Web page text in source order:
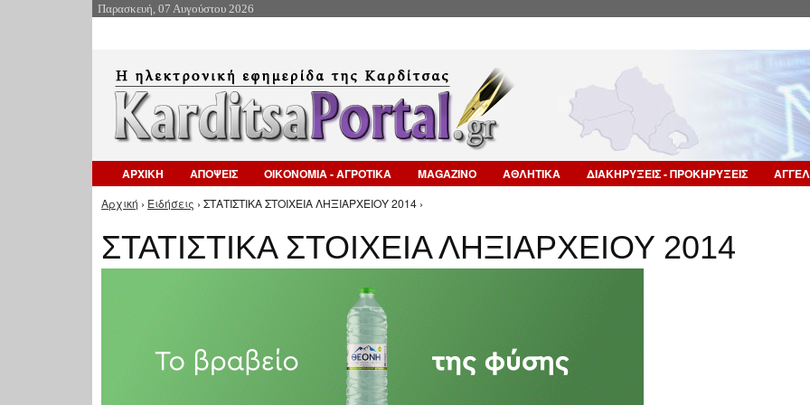
Παρασκευή, 07 Αυγούστου 2026
ΑΡΧΙΚΗ ΑΠΟΨΕΙΣ ΟΙΚΟΝΟΜΙΑ - ΑΓΡΟΤΙΚΑ MAGAZINO ΑΘΛΗΤΙΚΑ ΔΙΑΚΗΡΥΞΕΙΣ - ΠΡΟΚΗΡΥΞΕΙΣ
Είστε εδώ
Αρχική › Ειδήσεις › ΣΤΑΤΙΣΤΙΚΑ ΣΤΟΙΧΕΙΑ ΛΗΞΙΑΡΧΕΙΟΥ 2014 ›
ΣΤΑΤΙΣΤΙΚΑ ΣΤΟΙΧΕΙΑ ΛΗΞΙΑΡΧΕΙΟΥ 2014